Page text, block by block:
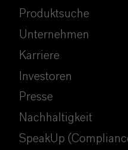
Produktsuche
Unternehmen
Karriere
Investoren
Presse
Nachhaltigkeit
SpeakUp